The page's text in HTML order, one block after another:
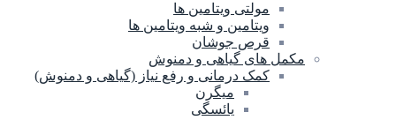
مولتی ویتامین ها
ویتامین و شبه ویتامین ها
قرص جوشان
مکمل های گیاهی و دمنوش
کمک درمانی و رفع نیاز (گیاهی و دمنوش)
میگرن
یائسگی